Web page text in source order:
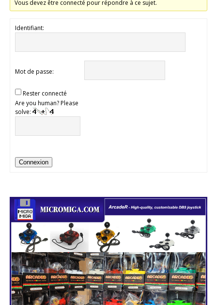
Vous devez être connecté pour répondre à ce sujet.
Identifiant:
Mot de passe:
Rester connecté
Are you human? Please
solve:
Connexion